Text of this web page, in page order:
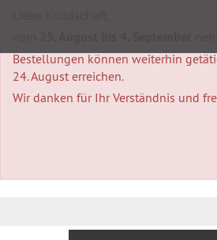
Bestellungen können weiterhin
24. August erreichen.
Wir danken für Ihr Verständnis und